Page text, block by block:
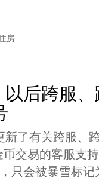
房
后跨服
新了有关跨服、
交易的客服支
只会被暴雪标